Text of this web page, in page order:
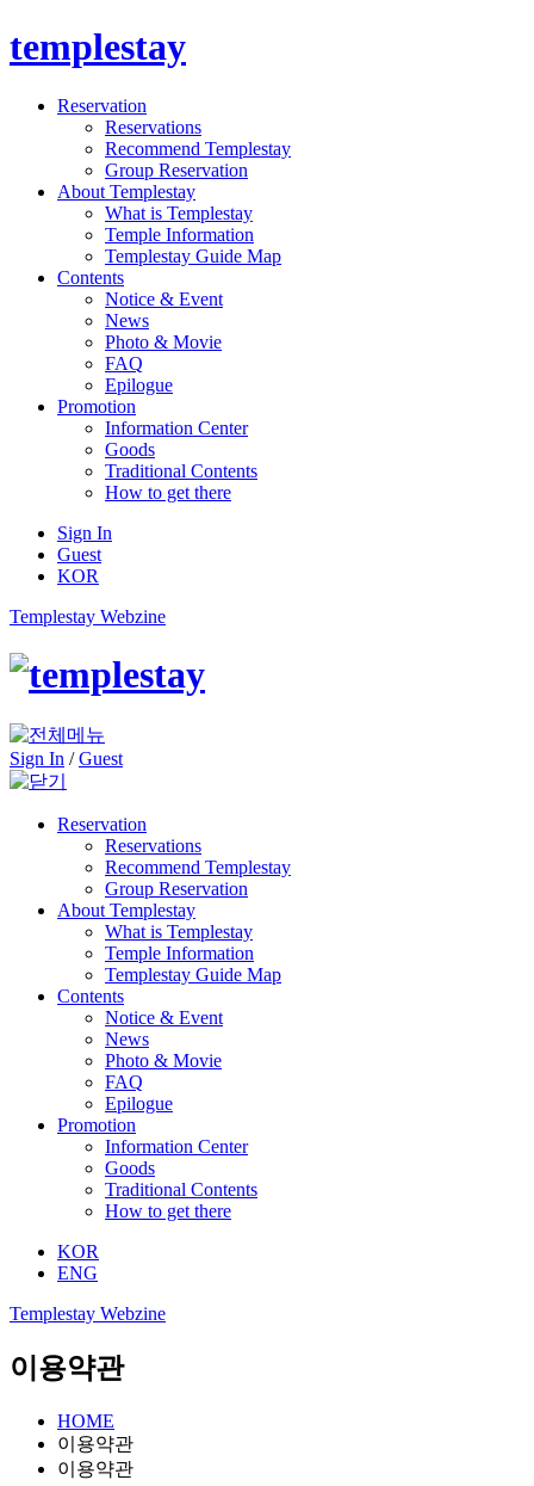
templestay
Reservation
Reservations
Recommend Templestay
Group Reservation
About Templestay
What is Templestay
Temple Information
Templestay Guide Map
Contents
Notice & Event
News
Photo & Movie
FAQ
Epilogue
Promotion
Information Center
Goods
Traditional Contents
How to get there
Sign In
Guest
KOR
Templestay Webzine
Sign In /Guest
Reservation
Reservations
Recommend Templestay
Group Reservation
About Templestay
What is Templestay
Temple Information
Templestay Guide Map
Contents
Notice & Event
News
Photo & Movie
FAQ
Epilogue
Promotion
Information Center
Goods
Traditional Contents
How to get there
KOR
ENG
Templestay Webzine
이용약관
HOME
이용약관
이용약관